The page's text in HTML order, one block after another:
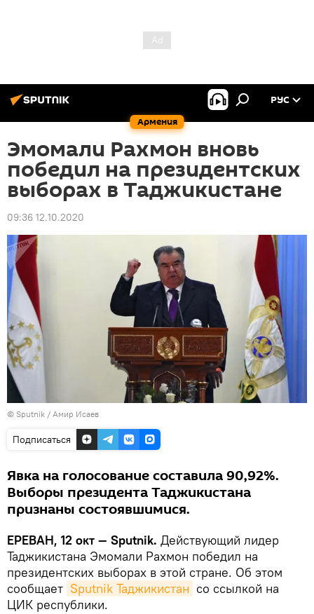
Армения
РУС
Эмомали Рахмон вновь
победил на президентских
выборах в Таджикистане
09:36 12.10.2020
© Sputnik / Амир Исаев
Подписаться
Явка на голосование составила 90,92%.
Выборы президента Таджикистана
признаны состоявшимися.
ЕРЕВАН, 12 окт — Sputnik. Действующий лидер
Таджикистана Эмомали Рахмон победил на
президентских выборах в этой стране. Об этом
сообщает Sputnik Таджикистан со ссылкой на
ЦИК республики.